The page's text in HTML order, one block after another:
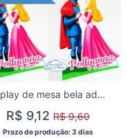
Display de mesa bela adormecida
R$ 9,12R$ 9,60
Prazo de produção: 3 dias